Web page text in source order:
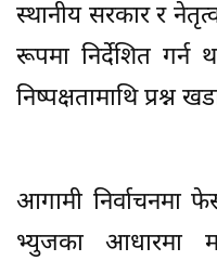
स्थानीय सरकार र
रूपमा निर्देशित
निष्पक्षतामाथि प्रश्न
आगामी निर्वाचनमा
भ्युजका आधारमा